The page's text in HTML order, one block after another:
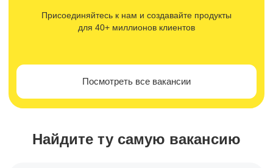
Присоединяйтесь к нам и создавайте продукты
для 40+ миллионов клиентов
Посмотреть все вакансии
Найдите ту самую вакансию